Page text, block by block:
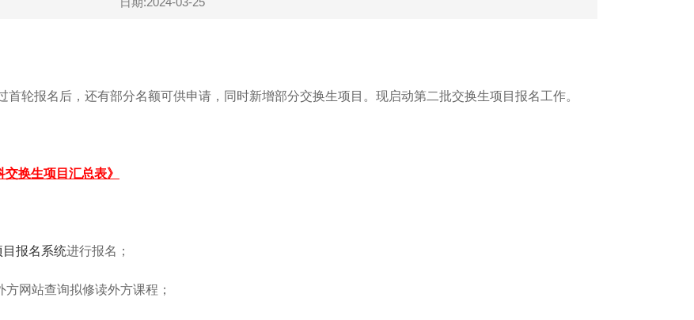
轮报名后，还有部分名额可供申请，同时新增部分交换生项目。现启动第二批交换生项目报名工作。
交换生项目汇总表》
报名系统进行报名；
网站查询拟修读外方课程；